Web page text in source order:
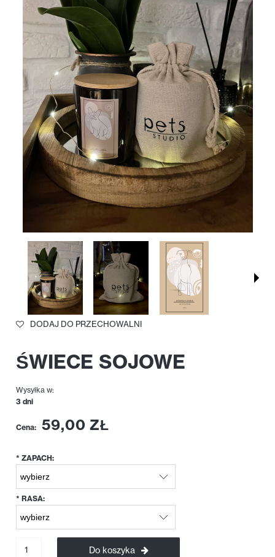
DODAJ DO PRZECHOWALNI
ŚWIECE SOJOWE
Wysyłka w:
3 dni
Cena: 59,00 ZŁ
* ZAPACH:
* RASA:
Do koszyka